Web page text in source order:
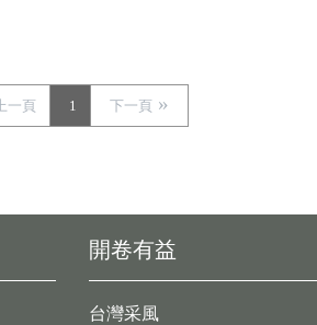
上一頁 1 下一頁
開卷有益
台灣采風